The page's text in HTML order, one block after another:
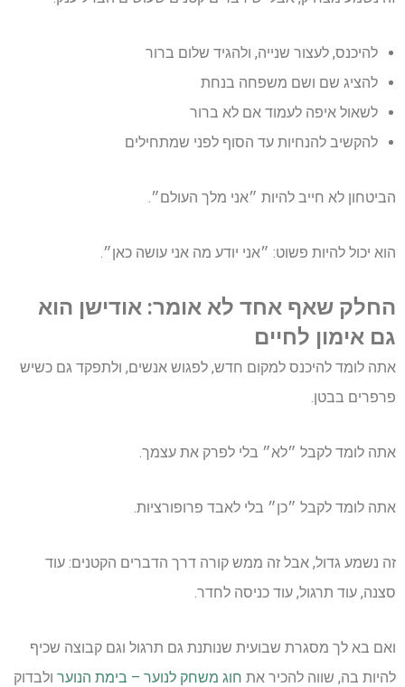
להיכנס, לעצור שנייה, ולהגיד שלום ברור
להציג שם ושם משפחה בנחת
לשאול איפה לעמוד אם לא ברור
להקשיב להנחיות עד הסוף לפני שמתחילים
הביטחון לא חייב להיות ״אני מלך העולם״.
הוא יכול להיות פשוט: ״אני יודע מה אני עושה כאן״.
החלק שאף אחד לא אומר: אודישן הוא
גם אימון לחיים
אתה לומד להיכנס למקום חדש, לפגוש אנשים, ולתפקד גם כשיש
פרפרים בבטן.
אתה לומד לקבל ״לא״ בלי לפרק את עצמך.
אתה לומד לקבל ״כן״ בלי לאבד פרופורציות.
זה נשמע גדול, אבל זה ממש קורה דרך הדברים הקטנים: עוד
סצנה, עוד תרגול, עוד כניסה לחדר.
ואם בא לך מסגרת שבועית שנותנת גם תרגול וגם קבוצה שכיף
להיות בה, שווה להכיר את חוג משחק לנוער – בימת הנוער ולבדוק